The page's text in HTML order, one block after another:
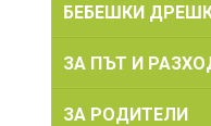
БЕБЕШКИ
ЗА ПЪТ И
ЗА РОДИТЕЛИ